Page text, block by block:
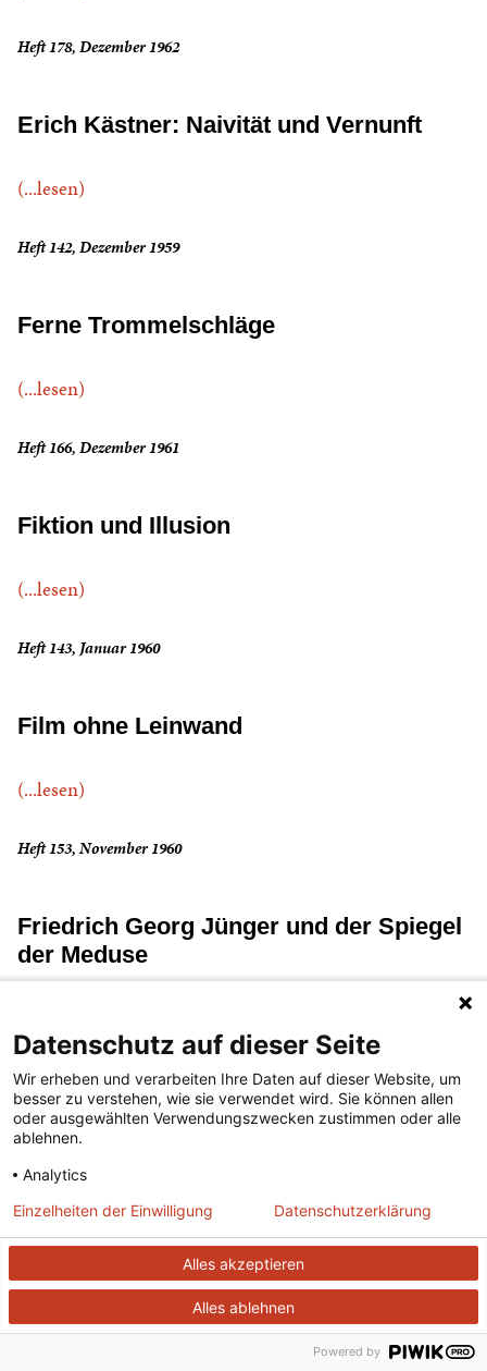
Heft 178, Dezember 1962
Erich Kästner: Naivität und Vernunft
(...lesen)
Heft 142, Dezember 1959
Ferne Trommelschläge
(...lesen)
Heft 166, Dezember 1961
Fiktion und Illusion
(...lesen)
Heft 143, Januar 1960
Film ohne Leinwand
(...lesen)
Heft 153, November 1960
Friedrich Georg Jünger und der Spiegel
der Meduse
Heft 85, März 1955
(...lesen)
Heft 49, März 1952
Datenschutz auf dieser Seite
Wir erheben und verarbeiten Ihre Daten auf dieser Website, um
besser zu verstehen, wie sie verwendet wird. Sie können allen
oder ausgewählten Verwendungszwecken zustimmen oder alle
ablehnen.
Analytics
Alles akzeptieren
Alles ablehnen
Einzelheiten der Einwilligung Datenschutzerklärung
Powered by